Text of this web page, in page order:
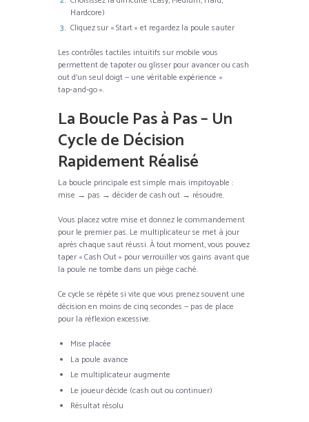
Hardcore)
Cliquez sur « Start » et regardez la poule sauter
Les contrôles tactiles intuitifs sur mobile vous
permettent de tapoter ou glisser pour avancer ou cash
out d’un seul doigt — une véritable expérience «
tap‑and‑go ».
La Boucle Pas à Pas – Un
Cycle de Décision
Rapidement Réalisé
La boucle principale est simple mais impitoyable :
mise → pas → décider de cash out → résoudre.
Vous placez votre mise et donnez le commandement
pour le premier pas. Le multiplicateur se met à jour
après chaque saut réussi. À tout moment, vous pouvez
taper « Cash Out » pour verrouiller vos gains avant que
la poule ne tombe dans un piège caché.
Ce cycle se répète si vite que vous prenez souvent une
décision en moins de cinq secondes — pas de place
pour la réflexion excessive.
Mise placée
La poule avance
Le multiplicateur augmente
Le joueur décide (cash out ou continuer)
Résultat résolu